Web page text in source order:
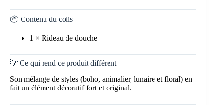
📦 Contenu du colis
1 × Rideau de douche
💡 Ce qui rend ce produit différent
Son mélange de styles (boho, animalier, lunaire et floral) en
fait un élément décoratif fort et original.